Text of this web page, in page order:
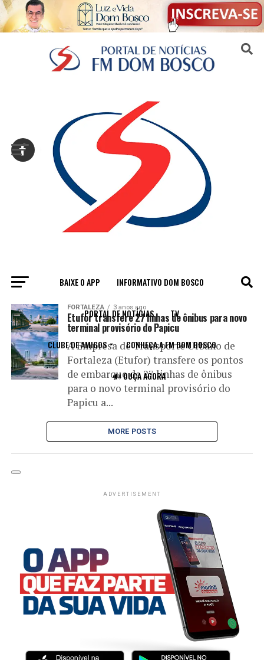
BAIXE O APP INFORMATIVO DOM BOSCO
PORTAL DE NOTÍCIAS TV
CLUBE DE AMIGOS CONHEÇA A FM DOM BOSCO
🔊 OUÇA AGORA
All posts tagged "coletivo"
FORTALEZA 3 anos ago
Etufor transfere 27 linhas de ônibus para novo
terminal provisório do Papicu
A Empresa de Transporte Urbano de
Fortaleza (Etufor) transfere os pontos
de embarque de 27 linhas de ônibus
para o novo terminal provisório do
Papicu a...
MORE POSTS
ADVERTISEMENT
Sair da versão mobile